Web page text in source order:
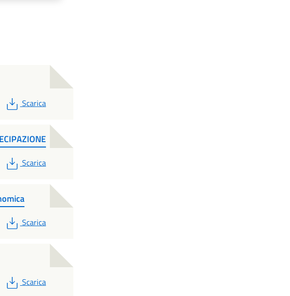
PDF
Scarica
PDF
Scarica
PDF
Scarica
PDF
Scarica